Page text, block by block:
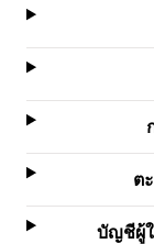
ต
บัญชีผู้